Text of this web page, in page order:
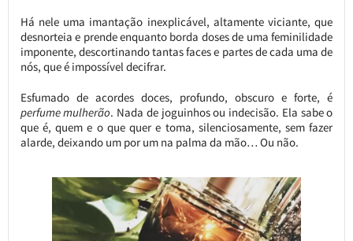
Há nele uma imantação inexplicável, altamente viciante, que
desnorteia e prende enquanto borda doses de uma feminilidade
imponente, descortinando tantas faces e partes de cada uma de
nós, que é impossível decifrar.
Esfumado de acordes doces, profundo, obscuro e forte, é
perfume mulherão. Nada de joguinhos ou indecisão. Ela sabe o
que é, quem e o que quer e toma, silenciosamente, sem fazer
alarde, deixando um por um na palma da mão… Ou não.